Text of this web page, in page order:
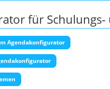
für
Agendakonfigurator